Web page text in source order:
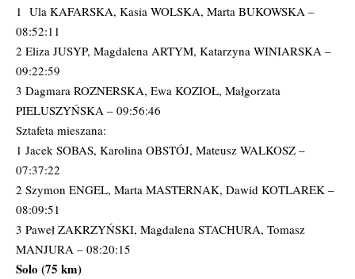
1 Ula KAFARSKA, Kasia WOLSKA, Marta BUKOWSKA –
08:52:11
2 Eliza JUSYP, Magdalena ARTYM, Katarzyna WINIARSKA –
09:22:59
3 Dagmara ROZNERSKA, Ewa KOZIOŁ, Małgorzata
PIELUSZYŃSKA – 09:56:46
Sztafeta mieszana:
1 Jacek SOBAS, Karolina OBSTÓJ, Mateusz WALKOSZ –
07:37:22
2 Szymon ENGEL, Marta MASTERNAK, Dawid KOTLAREK –
08:09:51
3 Paweł ZAKRZYŃSKI, Magdalena STACHURA, Tomasz
MANJURA – 08:20:15
Solo (75 km)